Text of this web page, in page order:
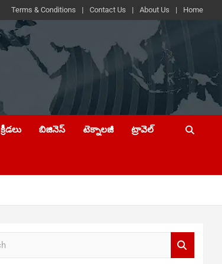
Terms & Conditions Contact Us About Us Home
క్రీడలు బిజినెస్ టెక్నాలజీ ట్రావెల్